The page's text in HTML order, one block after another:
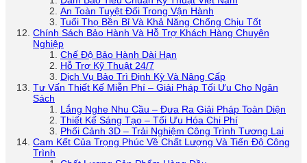
An Toàn Tuyệt Đối Trong Vận Hành
Tuổi Thọ Bền Bỉ Và Khả Năng Chống Chịu Tốt
Chính Sách Bảo Hành Và Hỗ Trợ Khách Hàng Chuyên
Nghiệp
Chế Độ Bảo Hành Dài Hạn
Hỗ Trợ Kỹ Thuật 24/7
Dịch Vụ Bảo Trì Định Kỳ Và Nâng Cấp
Tư Vấn Thiết Kế Miễn Phí – Giải Pháp Tối Ưu Cho Ngân
Sách
Lắng Nghe Nhu Cầu – Đưa Ra Giải Pháp Toàn Diện
Thiết Kế Sáng Tạo – Tối Ưu Hóa Chi Phí
Phối Cảnh 3D – Trải Nghiệm Công Trình Tương Lai
Cam Kết Của Trọng Phúc Về Chất Lượng Và Tiến Độ Công
Trình